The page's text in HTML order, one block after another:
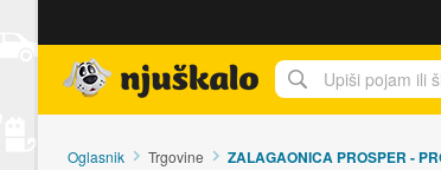
Oglasnik Trgovine ZALAGAONICA PROSPER -